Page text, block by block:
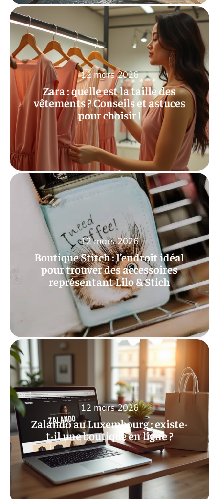
Zara : quelle est la taille des
vêtements ? Conseils et astuces
pour choisir !
12 mars 2026
Boutique Stitch : l’endroit idéal
pour trouver des accessoires
représentant Lilo & Stich
12 mars 2026
Zalando au Luxembourg : existe-
t-il une boutique en ligne ?
12 mars 2026